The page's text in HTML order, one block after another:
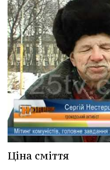
Ціна сміття